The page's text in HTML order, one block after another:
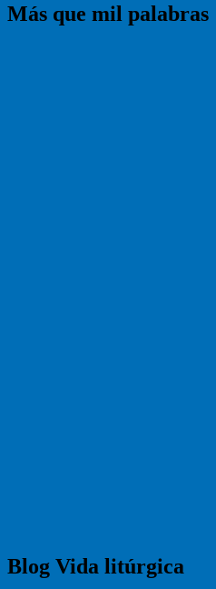
Más que mil palabras
Blog Vida litúrgica